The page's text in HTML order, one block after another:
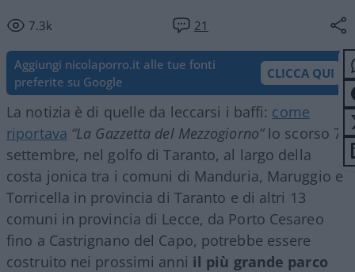
7.3k 21
Aggiungi nicolaporro.it alle tue fonti
preferite su Google
CLICCA QUI
La notizia è di quelle da leccarsi i baffi: come
riportava “La Gazzetta del Mezzogiorno”lo scorso 7
settembre, nel golfo di Taranto, al largo della
costa jonica tra i comuni di Manduria, Maruggio e
Torricella in provincia di Taranto e di altri 13
comuni in provincia di Lecce, da Porto Cesareo
fino a Castrignano del Capo, potrebbe essere
costruito nei prossimi anni il più grande parco